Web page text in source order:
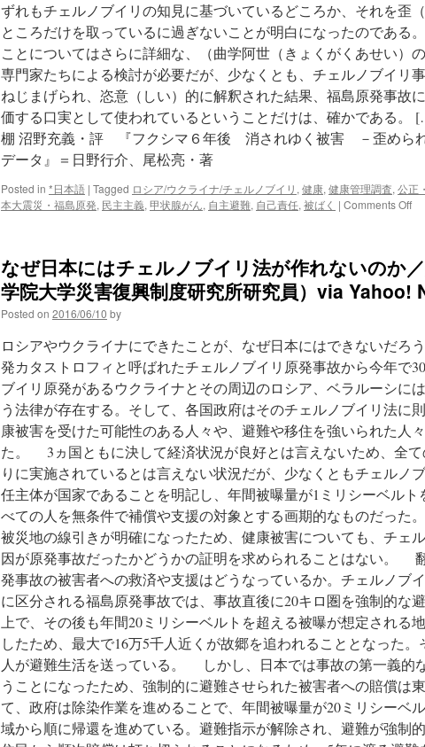
ずれもチェルノブイリの知見に基づいているどころか、それを歪
ところだけを取っているに過ぎないことが明白になったのである
ことについてはさらに詳細な、（曲学阿世（きょくがくあせい）
専門家たちによる検討が必要だが、少なくとも、チェルノブイリ
ねじまげられ、恣意（しい）的に解釈された結果、福島原発事故
価する口実として使われているということだけは、確かである
棚 沼野充義・評 『フクシマ６年後 消されゆく被害 －歪められ
データ』＝日野行介、尾松亮・著
Posted in *日本語 | Tagged ロシア/ウクライナ/チェルノブイリ , 健康, 健康管理調査, 公正
本大震災・福島原発, 民主主義, 甲状腺がん, 自主避難, 自己責任, 被ばく | Comments Offon
本
棚
沼
ク
シ
マ
年
消
さ
れ
ゆ
く
被
－
歪
め
ら
れ
た
チ
ェ
ル
なぜ日本にはチェルノブイリ法が作れないのか
学院大学災害復興制度研究所研究員）via Yahoo!
Posted on 2016/06/10 by
ロシアやウクライナにできたことが、なぜ日本にはできないだ
発カタストロフィと呼ばれたチェルノブイリ原発事故から今年で
ブイリ原発があるウクライナとその周辺のロシア、ベラルーシに
う法律が存在する。そして、各国政府はそのチェルノブイリ法に
康被害を受けた可能性のある人々や、避難や移住を強いられた人
た。 3ヵ国ともに決して経済状況が良好とは言えないため、全て
りに実施されているとは言えない状況だが、少なくともチェルノ
任主体が国家であることを明記し、年間被曝量が1ミリシーベルト
べての人を無条件で補償や支援の対象とする画期的なものだった
被災地の線引きが明確になったため、健康被害についても、チェ
因が原発事故だったかどうかの証明を求められることはない。
発事故の被害者への救済や支援はどうなっているか。チェルノブ
に区分される福島原発事故では、事故直後に20キロ圏を強制的な
上で、その後も年間20ミリシーベルトを超える被曝が想定される
したため、最大で16万5千人近くが故郷を追われることとなった
人が避難生活を送っている。 しかし、日本では事故の第一義的
うことになったため、強制的に避難させられた被害者への賠償は
て、政府は除染作業を進めることで、年間被曝量が20ミリシーベ
域から順に帰還を進めている。避難指示が解除され、避難が強制